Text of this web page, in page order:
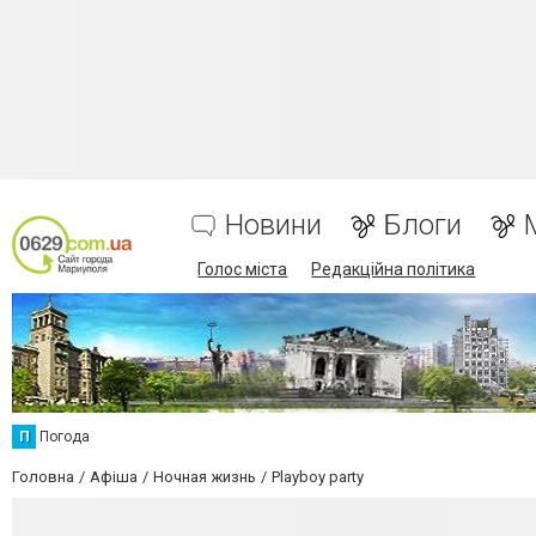
Новини Блоги
Голос міста Редакційна політика
П Погода
Головна Афіша Ночная жизнь Playboy party